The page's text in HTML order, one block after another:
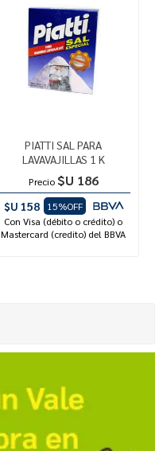
PIATTI SAL PARA
LAVAVAJILLAS 1 K
Precio $U 186
$U 158
15%OFF
Con Visa (débito o crédito) o
Mastercard (credito) del BBVA